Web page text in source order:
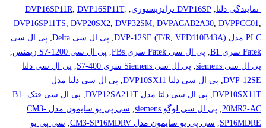
نمایندگی دلتا, DVP16SP ترانزیستوری ,
DVP16SP11R, DVP16SP11T,
DVP16SP11TS, DVP20SX2, DVP32SM, DVPACAB2A30, DVPPCC01,
PLC مدل (DVP-12SE (T/R
, VFD110B43A
, پی ال سی Delta , پی ال سی
Fatek سری B1
, پی ال سی Fatek سری FBs , پی ال سی S7-1200 زیمنس
,
پی ال سی siemens
, پی ال سی Siemens سری S7-400 , پی ال سی دلتا
DVP-12SE
, پی ال سی دلتا DVP10SX11 , پی ال سی دلتا مدل
DVP10SX11T
, پی ال سی دلتا مدل DVP12SA211T ,
پی ال سی فتک B1-
20MR2-AC
, پی ال سی لوگو siemens ,
سی پی یو سایمون مدل CM3-
SP16MDRE
, سی پی یو سایمون مدل CM3-SP16MDRV , سی پی یو